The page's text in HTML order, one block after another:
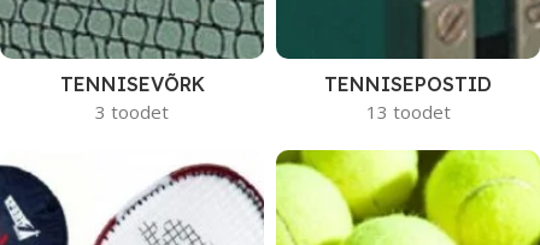
TENNISEVÕRK
3 toodet
TENNISEPOSTID
13 toodet